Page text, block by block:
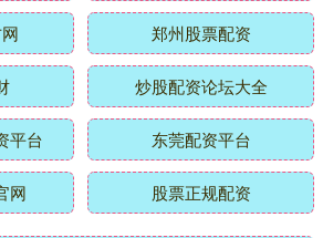
郑州股票配资
炒股配资论坛大全
平台 东莞配资平台
网 股票正规配资